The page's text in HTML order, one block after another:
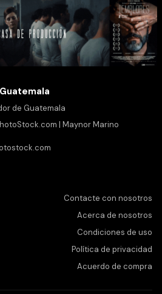
de Guatemala
| Maynor Marino
Contacte con nosotros
Acerca de nosotros
Condiciones de uso
Política de privacidad
Acuerdo de compra